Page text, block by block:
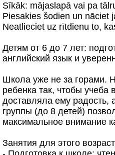
Sīkāk: mājaslapā vai pa
Piesakies šodien un nāciet
Neatlieciet uz rītdienu to,
Детям от 6 до 7 лет:
английский язык и
Школа уже не за горами.
ребенка так, чтобы учеба
доставляла ему радость,
группы (до 8 детей)
максимальное внимание
Занятия для этого